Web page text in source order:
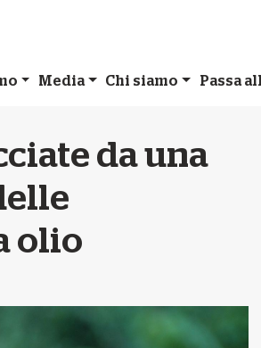
Media Chi siamo Passa
da una
olio